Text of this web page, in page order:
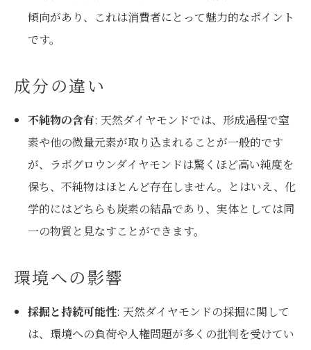
傾向があり、これは消費者にとって魅力的なポイント
です。
成分の違い
不純物の含有: 天然ダイヤモンドでは、形成過程で窒
素や他の微量元素が取り込まれることが一般的です
が、ラボグロウンダイヤモンドは驚くほど高い純度を
保ち、不純物はほとんど存在しません。とはいえ、化
学的にはどちらも炭素の結晶であり、実体としては同
一の物質と見なすことができます。
環境への影響
採掘と持続可能性: 天然ダイヤモンドの採掘に関して
は、環境への負荷や人権問題が多くの批判を受けてい